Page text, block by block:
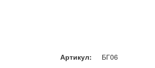
Артикул: БГ06